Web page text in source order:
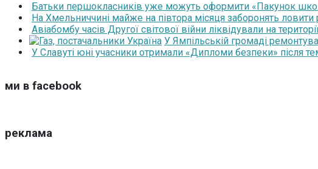
Батьки першокласників уже можуть оформити «Пакунок
На Хмельниччині майже на півтора місяця заборонять
Авіабомбу часів Другої світової війни ліквідували на
У Ямпільській громаді
У Славуті юні учасники отримали «Дипломи безпеки» після
ми в facebook
реклама